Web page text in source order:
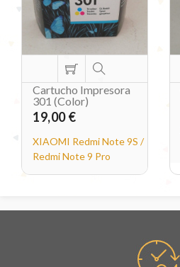
Cartucho Impresora
301 (Color)
19,00 €
XIAOMI Redmi Note 9S /
Redmi Note 9 Pro